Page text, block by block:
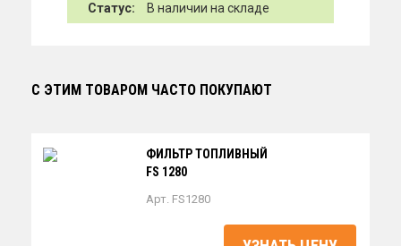
Статус: В наличии на складе
С ЭТИМ ТОВАРОМ ЧАСТО ПОКУПАЮТ
ФИЛЬТР ТОПЛИВНЫЙ
FS 1280
Арт. FS1280